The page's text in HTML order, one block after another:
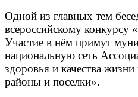
Одной из главных тем
всероссийскому конкурсу
Участие в нём примут
национальную сеть
здоровья и качества
районы и поселки».